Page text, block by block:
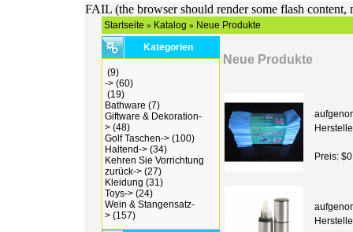
FAIL (the browser should render some flash content,
Startseite » Katalog » Neue Produkte
Kategorien
(9)
-> (60)
(19)
Bathware (7)
Giftware & Dekoration-
> (48)
Golf Taschen-> (100)
Haltend-> (34)
Kehren Sie Vorrichtung
zurück-> (27)
Kleidung (31)
Toys-> (24)
Wein & Stangensatz-
> (157)
Neue Produkte
Preis: